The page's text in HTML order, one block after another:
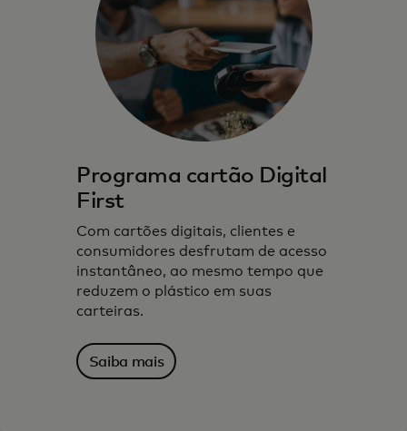
Programa cartão Digital
First
Com cartões digitais, clientes e
consumidores desfrutam de acesso
instantâneo, ao mesmo tempo que
reduzem o plástico em suas
carteiras.
Saiba mais